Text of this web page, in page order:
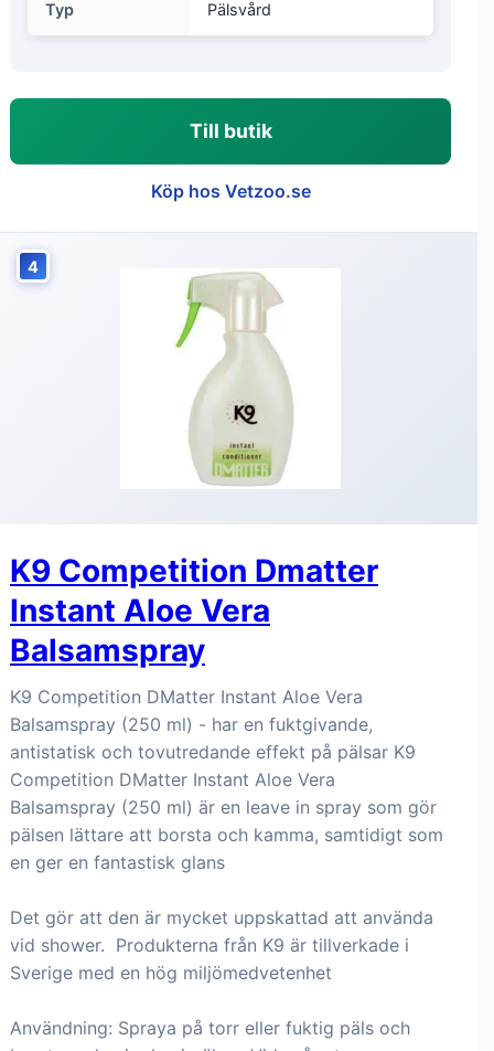
Typ Pälsvård
Till butik
Köp hos Vetzoo.se
4
K9 Competition Dmatter
Instant Aloe Vera
Balsamspray
K9 Competition DMatter Instant Aloe Vera
Balsamspray (250 ml) - har en fuktgivande,
antistatisk och tovutredande effekt på pälsar K9
Competition DMatter Instant Aloe Vera
Balsamspray (250 ml) är en leave in spray som gör
pälsen lättare att borsta och kamma, samtidigt som
en ger en fantastisk glans
Det gör att den är mycket uppskattad att använda
vid shower. Produkterna från K9 är tillverkade i
Sverige med en hög miljömedvetenhet
Användning: Spraya på torr eller fuktig päls och